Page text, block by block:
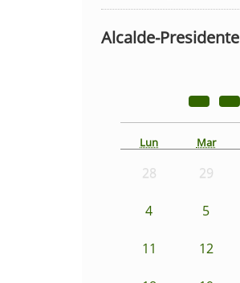
Alcalde-Presidente
Lun Mar
28 29
4 5
11 12